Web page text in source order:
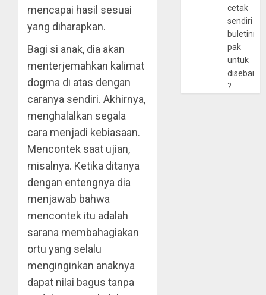
mencapai hasil sesuai
yang diharapkan.
Bagi si anak, dia akan
menterjemahkan kalimat
dogma di atas dengan
caranya sendiri. Akhirnya,
menghalalkan segala
cara menjadi kebiasaan.
Mencontek saat ujian,
misalnya. Ketika ditanya
dengan entengnya dia
menjawab bahwa
mencontek itu adalah
sarana membahagiakan
ortu yang selalu
menginginkan anaknya
dapat nilai bagus tanpa
cetak
sendiri
pak
untuk
?